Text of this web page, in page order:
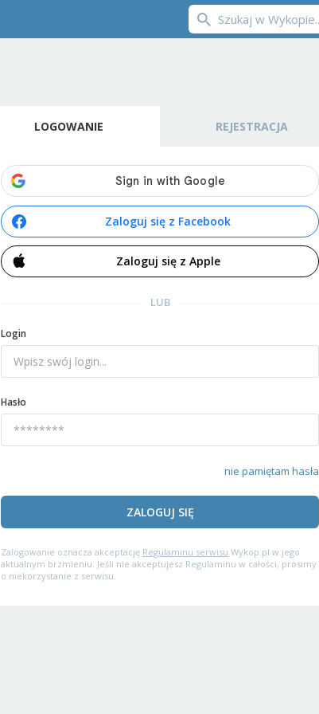
LOGOWANIE REJESTRACJA
Zaloguj się z Facebook
Zaloguj się z Apple
LUB
Login
Hasło
nie pamiętam hasła
ZALOGUJ SIĘ
Zalogowanie oznacza akceptację Regulaminu serwisu Wykop.pl w jego
aktualnym brzmieniu. Jeśli nie akceptujesz Regulaminu w całości, prosimy
o niekorzystanie z serwisu.